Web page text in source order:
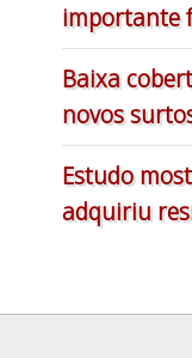
importante
Baixa
novos
Estudo
adquiriu